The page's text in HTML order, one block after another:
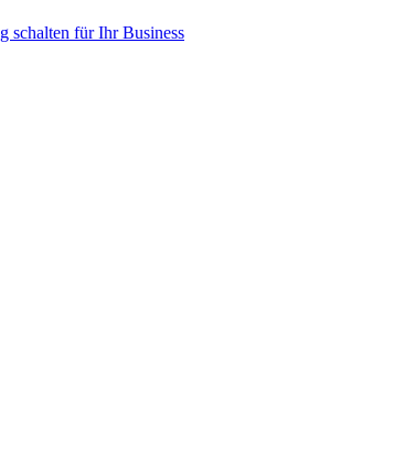
schalten für Ihr Business